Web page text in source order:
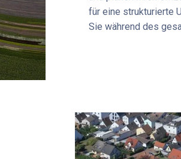
für eine strukturierte
Sie während des